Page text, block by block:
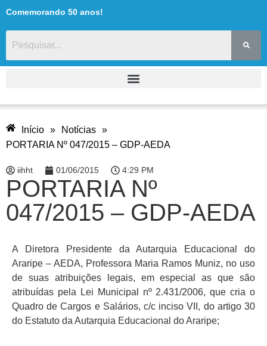
Comemorando 50 anos!
Início » Notícias »
PORTARIA Nº 047/2015 – GDP-AEDA
iihht 01/06/2015 4:29 PM
PORTARIA Nº
047/2015 – GDP-AEDA
A Diretora Presidente da Autarquia Educacional do
Araripe – AEDA, Professora Maria Ramos Muniz, no uso
de suas atribuições legais, em especial as que são
atribuídas pela Lei Municipal nº 2.431/2006, que cria o
Quadro de Cargos e Salários, c/c inciso VII, do artigo 30
do Estatuto da Autarquia Educacional do Araripe;